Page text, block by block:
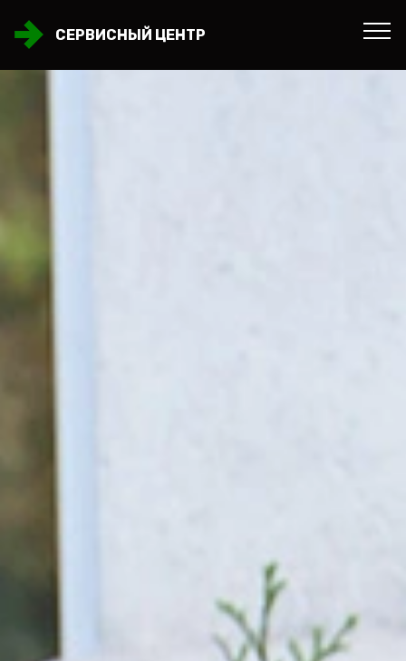
СЕРВИСНЫЙ ЦЕНТР